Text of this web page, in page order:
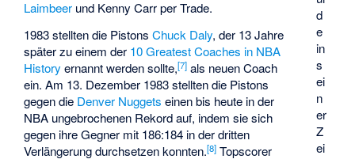
d
e
in
s
ei
n
er
Z
ei
Laimbeer und Kenny Carr per Trade.
1983 stellten die PistonsChuck Daly, der 13 Jahre
später zu einem der 10 Greatest Coaches in NBA
History ernannt werden sollte,[7] als neuen Coach
ein. Am 13. Dezember 1983 stellten die Pistons
gegen die Denver Nuggets einen bis heute in der
NBA ungebrochenen Rekord auf, indem sie sich
gegen ihre Gegner mit 186:184 in der dritten
Verlängerung durchsetzen konnten.[8] Topscorer